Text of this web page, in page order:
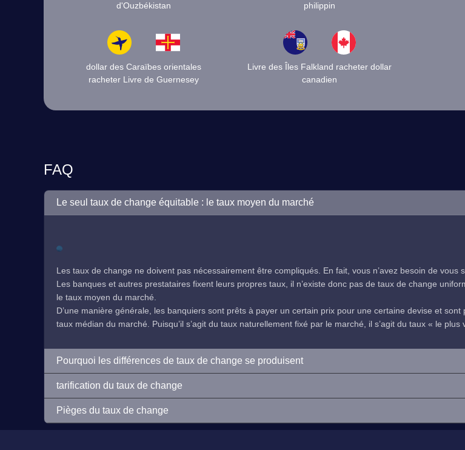
d'Ouzbékistan
philippin
dollar des Caraïbes orientales
racheter Livre de Guernesey
Livre des Îles Falkland racheter dollar
canadien
FAQ
Le seul taux de change équitable : le taux moyen du marché
Les taux de change ne doivent pas nécessairement être compliqués. En fait, vous n’avez besoin de vous
Les banques et autres prestataires fixent leurs propres taux, il n’existe donc pas de taux de change
le taux moyen du marché.
D’une manière générale, les banquiers sont prêts à payer un certain prix pour une certaine devise et
taux médian du marché. Puisqu’il s’agit du taux naturellement fixé par le marché, il s’agit du taux « le plus
Pourquoi les différences de taux de change se produisent
tarification du taux de change
Pièges du taux de change